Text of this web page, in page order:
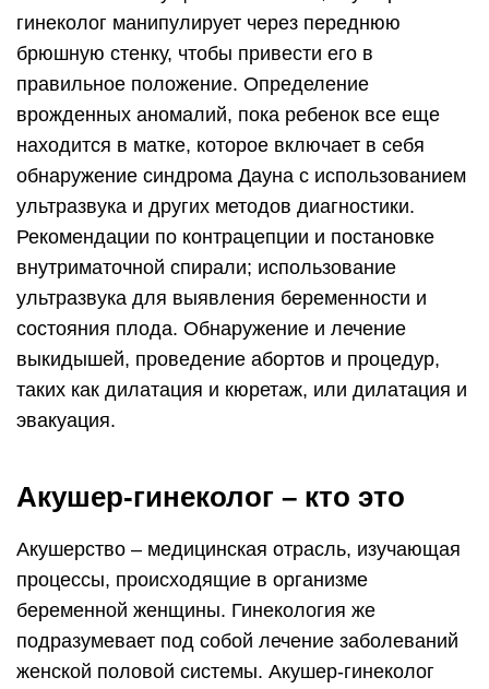
гинеколог манипулирует через переднюю
брюшную стенку, чтобы привести его в
правильное положение. Определение
врожденных аномалий, пока ребенок все еще
находится в матке, которое включает в себя
обнаружение синдрома Дауна с использованием
ультразвука и других методов диагностики.
Рекомендации по контрацепции и постановке
внутриматочной спирали; использование
ультразвука для выявления беременности и
состояния плода. Обнаружение и лечение
выкидышей, проведение абортов и процедур,
таких как дилатация и кюретаж, или дилатация и
эвакуация.
Акушер-гинеколог – кто это
Акушерство – медицинская отрасль, изучающая
процессы, происходящие в организме
беременной женщины. Гинекология же
подразумевает под собой лечение заболеваний
женской половой системы. Акушер-гинеколог